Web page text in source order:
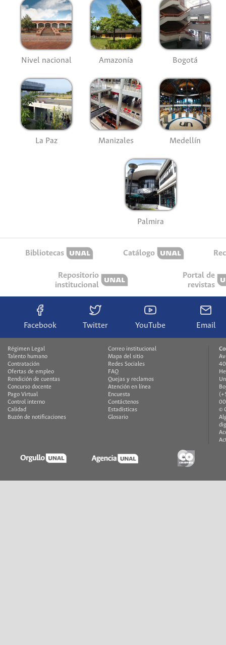
Nivel nacional Amazonía Bogotá
La Paz Manizales Medellín
Palmira
Bibliotecas Catálogo
Repositorio
institucional
Portal de
revistas
Facebook Twitter YouTube Email
Régimen Legal
Talento humano
Contratación
Ofertas de empleo
Rendición de cuentas
Concurso docente
Pago Virtual
Control interno
Calidad
Buzón de notificaciones
Correo institucional
Mapa del sitio
Redes Sociales
FAQ
Quejas y reclamos
Atención en línea
Encuesta
Contáctenos
Estadísticas
Glosario
©